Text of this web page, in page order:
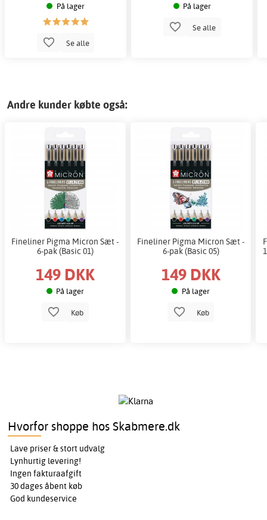
På lager
Se alle
På lager
Se alle
Andre kunder købte også:
Fineliner Pigma Micron Sæt -
6-pak (Basic 01)
149 DKK
På lager
Køb
Fineliner Pigma Micron Sæt -
6-pak (Basic 05)
149 DKK
På lager
Køb
Hvorfor shoppe hos Skabmere.dk
Lave priser & stort udvalg
Lynhurtig levering!
Ingen fakturaafgift
30 dages åbent køb
God kundeservice